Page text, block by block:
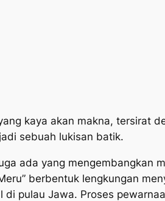
kaya akan makna, tersirat
sebuah lukisan batik.
ada yang mengembangkan
berbentuk lengkungan
pulau Jawa. Proses